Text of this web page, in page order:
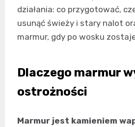
działania: co przygotować,
usunąć świeży i stary nalot
marmur, gdy po wosku
Dlaczego marmur
ostrożności
Marmur jest kamieniem